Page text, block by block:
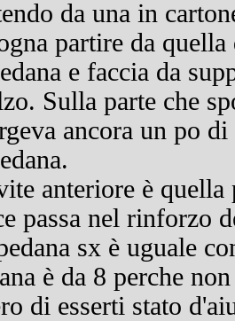
da una in
partire da
e faccia da
Sulla parte che
ancora un po
anteriore è quella
passa nel rinforzo
sx è uguale
è da 8 perche
di esserti stato